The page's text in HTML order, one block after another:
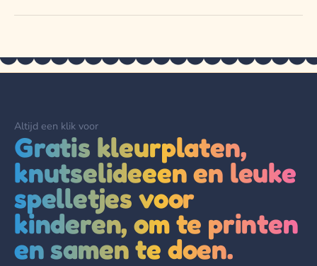
Altijd een klik voor
Gratis kleurplaten,
knutselideeen en leuke
spelletjes voor
kinderen, om te printen
en samen te doen.